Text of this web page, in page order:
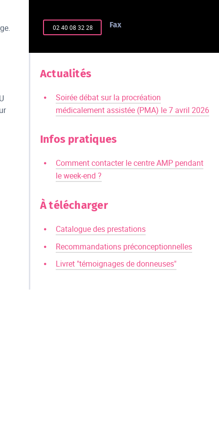
Fax
02 40 08 32 28
Actualités
Soirée débat sur la procréation
médicalement assistée (PMA) le 7 avril 2026
Infos pratiques
Comment contacter le centre AMP pendant
le week-end ?
À télécharger
Catalogue des prestations
Recommandations préconceptionnelles
Livret "témoignages de donneuses"